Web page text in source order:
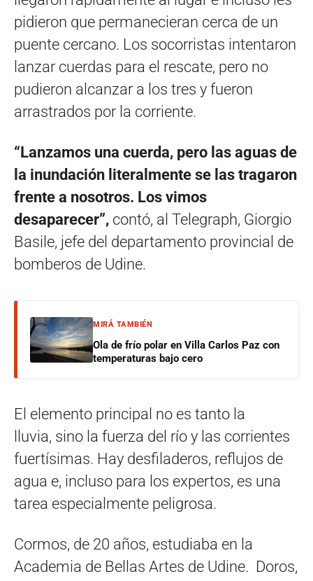
pidieron que permanecieran cerca de un
puente cercano. Los socorristas intentaron
lanzar cuerdas para el rescate, pero no
pudieron alcanzar a los tres y fueron
arrastrados por la corriente.
“Lanzamos una cuerda, pero las aguas de
la inundación literalmente se las tragaron
frente a nosotros. Los vimos
desaparecer”, contó, al Telegraph, Giorgio
Basile, jefe del departamento provincial de
bomberos de Udine.
MIRÁ TAMBIÉN
Ola de frío polar en Villa Carlos Paz con
temperaturas bajo cero
El elemento principal no es tanto la
lluvia, sino la fuerza del río y las corrientes
fuertísimas. Hay desfiladeros, reflujos de
agua e, incluso para los expertos, es una
tarea especialmente peligrosa.
Cormos, de 20 años, estudiaba en la
Academia de Bellas Artes de Udine. Doros,